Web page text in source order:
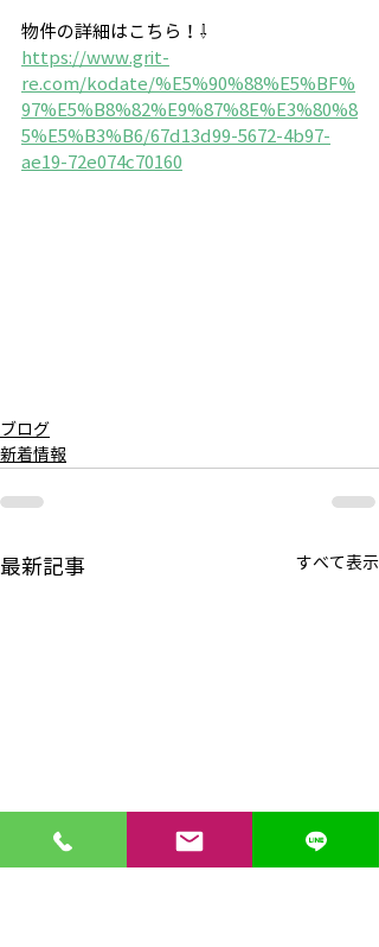
物件の詳細はこちら！⇩
https://www.grit-
re.com/kodate/%E5%90%88%E5%BF%
97%E5%B8%82%E9%87%8E%E3%80%8
5%E5%B3%B6/67d13d99-5672-4b97-
ae19-72e074c70160
ブログ
新着情報
最新記事 すべて表示